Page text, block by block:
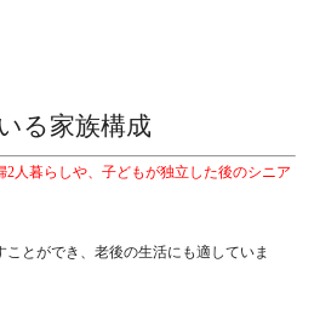
る家族構成
人暮らしや、子どもが独立した後のシニア
とができ、老後の生活にも適していま